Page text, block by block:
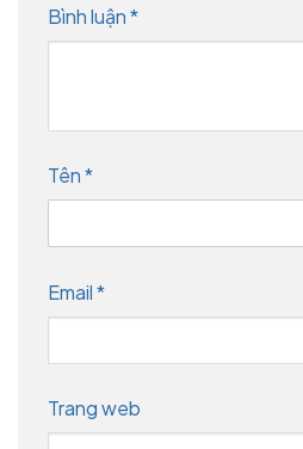
Bình luận*
Tên*
Email*
Trang web